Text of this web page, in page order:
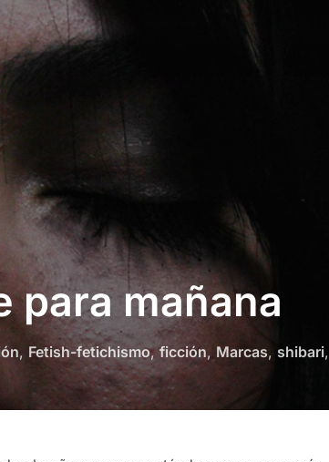
para mañana
, Fetish-fetichismo, ficción, Marcas, shibari,